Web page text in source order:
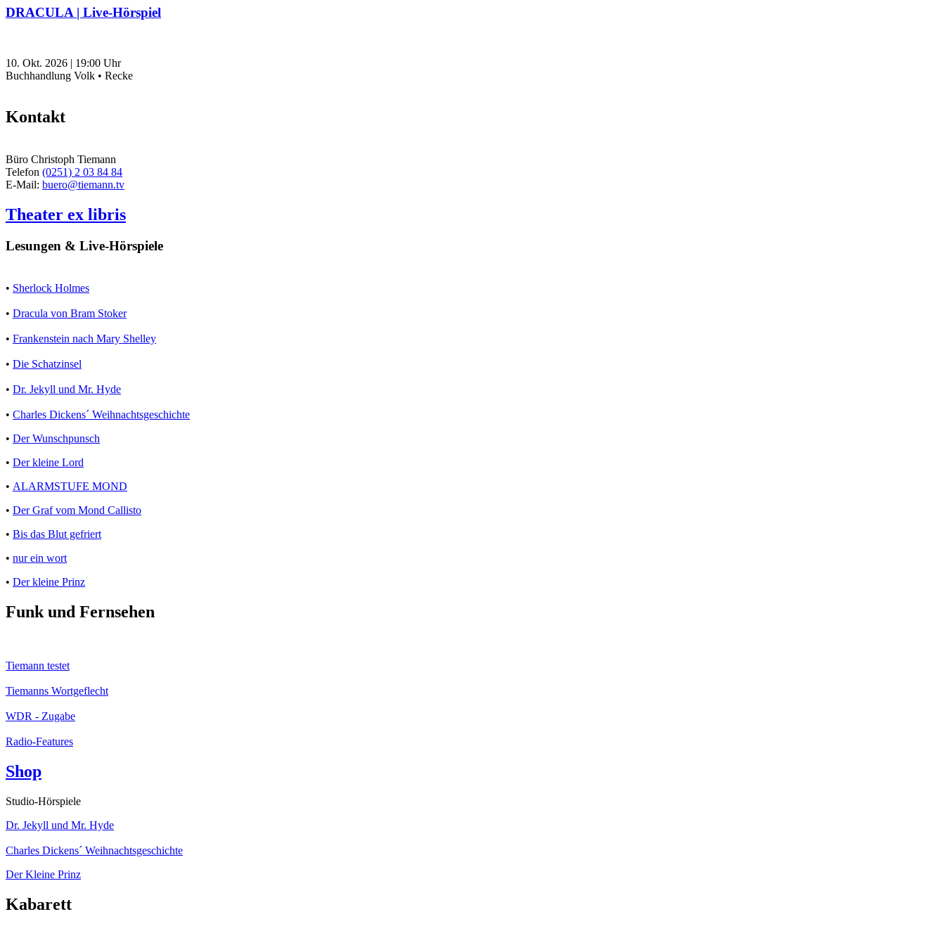
DRACULA | Live-Hörspiel
10. Okt. 2026 | 19:00 Uhr
Buchhandlung Volk • Recke
Kontakt
Büro Christoph Tiemann
Telefon (0251) 2 03 84 84
E-Mail: buero@tiemann.tv
Theater ex libris
Lesungen & Live-Hörspiele
• Sherlock Holmes
• Dracula von Bram Stoker
• Frankenstein nach Mary Shelley
• Die Schatzinsel
• Dr. Jekyll und Mr. Hyde
• Charles Dickens´ Weihnachtsgeschichte
• Der Wunschpunsch
• Der kleine Lord
• ALARMSTUFE MOND
• Der Graf vom Mond Callisto
• Bis das Blut gefriert
• nur ein wort
• Der kleine Prinz
Funk und Fernsehen
Tiemann testet
Tiemanns Wortgeflecht
WDR - Zugabe
Radio-Features
Shop
Studio-Hörspiele
Dr. Jekyll und Mr. Hyde
Charles Dickens´ Weihnachtsgeschichte
Der Kleine Prinz
Kabarett